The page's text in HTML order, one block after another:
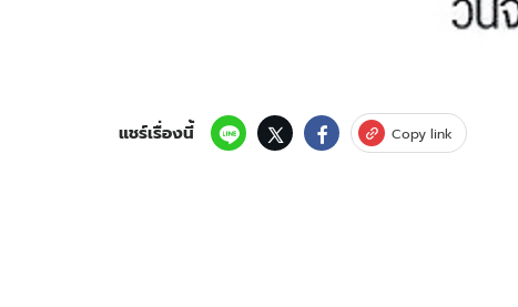
แชร์เรื่องนี้ Copy link